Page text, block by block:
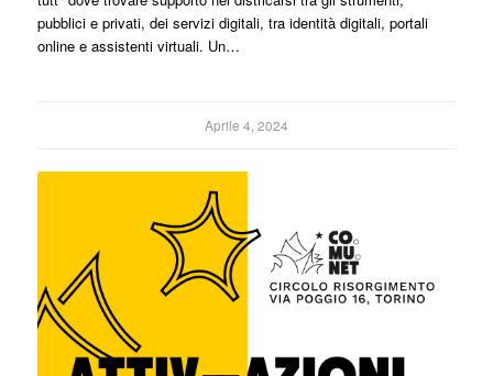
pubblici e privati, dei servizi digitali, tra identità digitali, portali
online e assistenti virtuali. Un…
Aprile 4, 2024